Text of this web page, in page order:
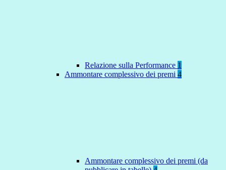
Relazione sulla Performance 1
Ammontare complessivo dei premi 4
Ammontare complessivo dei premi (da